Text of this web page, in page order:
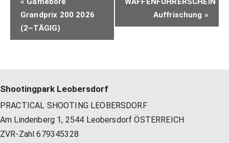
NAVIGATION
Grandprix 200 2026
(2–TÄGIG)
Auffrischung »
Shootingpark Leobersdorf
PRACTICAL SHOOTING LEOBERSDORF
Am Lindenberg 1, 2544 Leobersdorf ÖSTERREICH
ZVR-Zahl 679345328